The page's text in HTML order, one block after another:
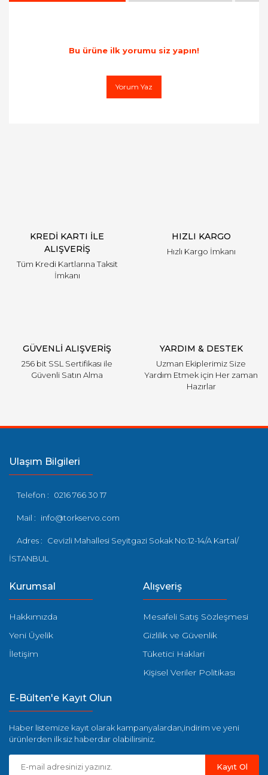
Bu ürüne ilk yorumu siz yapın!
Yorum Yaz
Ürün fiyatı diğer sitelerden daha pahalı.
Bu ürüne benzer farklı alternatifler olmalı.
KREDİ KARTI İLE
ALIŞVERİŞ
Tüm Kredi Kartlarına Taksit
İmkanı
HIZLI KARGO
Hızlı Kargo İmkanı
GÜVENLİ ALIŞVERİŞ
256 bit SSL Sertifikası ile
Güvenli Satın Alma
YARDIM & DESTEK
Uzman Ekiplerimiz Size
Yardım Etmek için Her zaman
Hazırlar
Ulaşım Bilgileri
Telefon : 0216 766 30 17
Mail : info@torkservo.com
Adres :
Cevizli Mahallesi Seyitgazi Sokak No:12-14/A Kartal/
İSTANBUL
Kurumsal
Hakkımızda
Yeni Üyelik
İletişim
Alışveriş
Mesafeli Satış Sözleşmesi
Gizlilik ve Güvenlik
Tüketici Haklari
Kişisel Veriler Politikası
E-Bülten'e Kayıt Olun
Haber listemize kayıt olarak kampanyalardan,indirim ve yeni
ürünlerden ilk siz haberdar olabilirsiniz.
Kayıt Ol